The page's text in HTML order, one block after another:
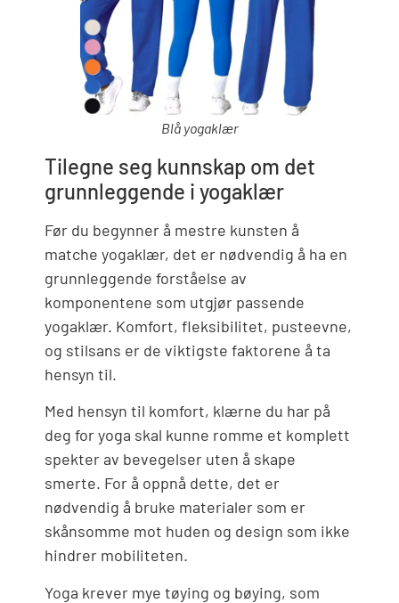
Blå yogaklær
Tilegne seg kunnskap om det
grunnleggende i yogaklær
Før du begynner å mestre kunsten å
matche yogaklær, det er nødvendig å ha en
grunnleggende forståelse av
komponentene som utgjør passende
yogaklær. Komfort, fleksibilitet, pusteevne,
og stilsans er de viktigste faktorene å ta
hensyn til.
Med hensyn til komfort, klærne du har på
deg for yoga skal kunne romme et komplett
spekter av bevegelser uten å skape
smerte. For å oppnå dette, det er
nødvendig å bruke materialer som er
skånsomme mot huden og design som ikke
hindrer mobiliteten.
Yoga krever mye tøying og bøying, som